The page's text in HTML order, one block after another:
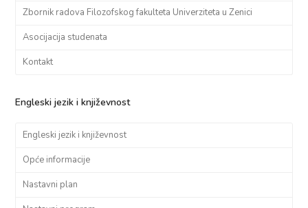
Zbornik radova Filozofskog fakulteta Univerziteta u Zenici
Asocijacija studenata
Kontakt
Engleski jezik i književnost
Engleski jezik i književnost
Opće informacije
Nastavni plan